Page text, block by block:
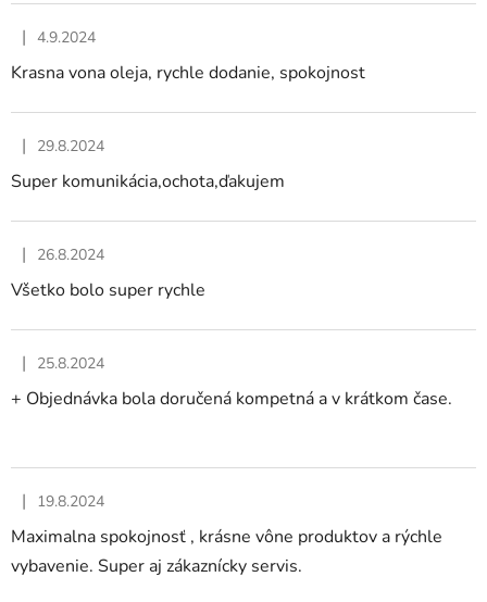
Hodnotenie obchodu je 5 z 5 hviezdičiek.
| 4.9.2024
Krasna vona oleja, rychle dodanie, spokojnost
Hodnotenie obchodu je 5 z 5 hviezdičiek.
| 29.8.2024
Super komunikácia,ochota,ďakujem
Hodnotenie obchodu je 5 z 5 hviezdičiek.
| 26.8.2024
Všetko bolo super rychle
Hodnotenie obchodu je 5 z 5 hviezdičiek.
| 25.8.2024
+ Objednávka bola doručená kompetná a v krátkom čase.
Hodnotenie obchodu je 5 z 5 hviezdičiek.
| 19.8.2024
Maximalna spokojnosť , krásne vône produktov a rýchle
vybavenie. Super aj zákaznícky servis.